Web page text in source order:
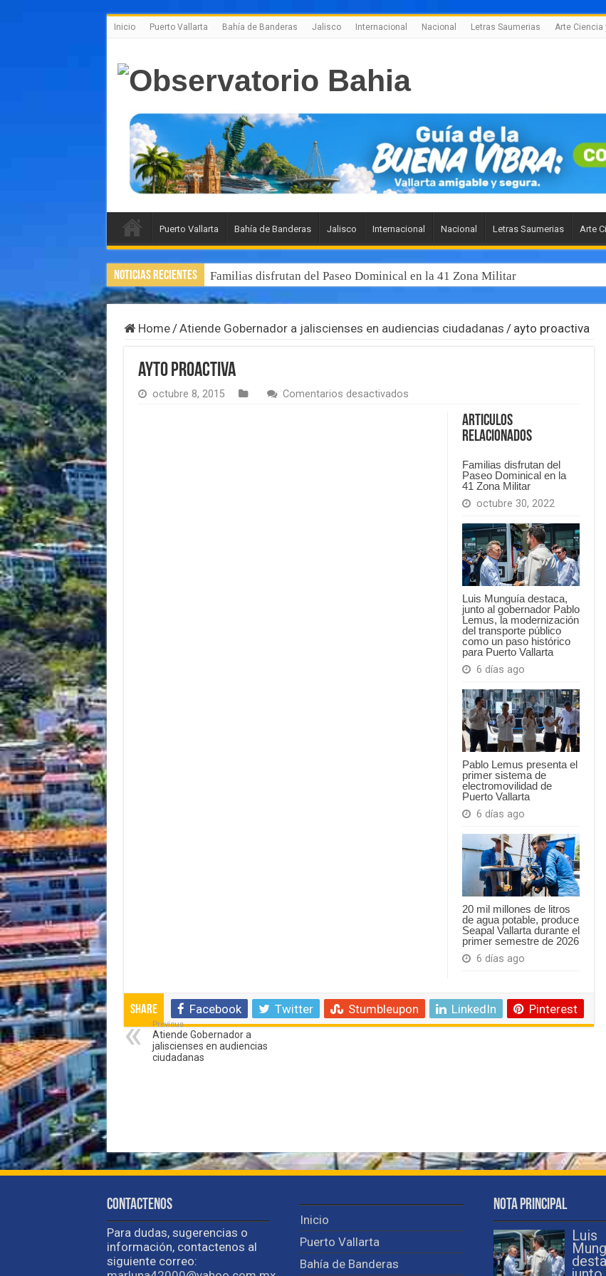
Inicio Puerto Vallarta Bahía de Banderas Jalisco Internacional Nacional Letras Saumerias Arte Ciencia
Puerto Vallarta Bahía de Banderas Jalisco Internacional Nacional Letras Saumerias Arte
Noticias Recientes Familias disfrutan del Paseo Dominical en la 41 Zona Militar
Home/Atiende Gobernador a jaliscienses en audiencias ciudadanas / ayto proactiva
ayto proactiva
octubre 8, 2015 Comentarios desactivadosen
Articulos
Relacionados
Familias disfrutan del
Paseo Dominical en la
41 Zona Militar
octubre 30, 2022
Luis Munguía destaca,
junto al gobernador Pablo
Lemus, la modernización
del transporte público
como un paso histórico
para Puerto Vallarta
6 días ago
Pablo Lemus presenta el
primer sistema de
electromovilidad de
Puerto Vallarta
6 días ago
20 mil millones de litros
de agua potable, produce
Seapal Vallarta durante el
primer semestre de 2026
6 días ago
Share Facebook Twitter Stumbleupon LinkedIn Pinterest
Previous
Atiende Gobernador a
jaliscienses en audiencias
ciudadanas
Contactenos
Para dudas, sugerencias o
información, contactenos al
siguiente correo:
Inicio
Puerto Vallarta
Bahía de Banderas
Nota Principal
Luis